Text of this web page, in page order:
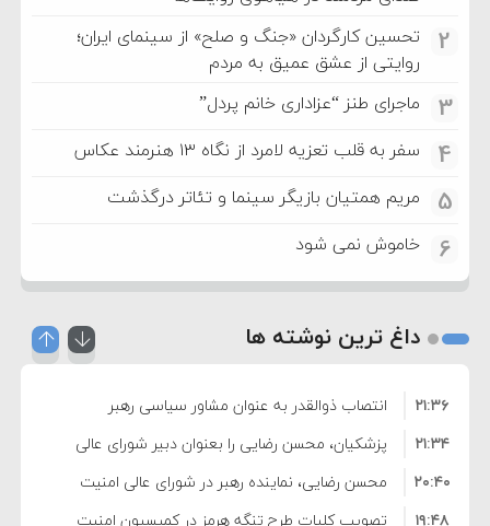
2
تحسین کارگردان «جنگ و صلح» از سینمای ایران؛
روایتی از عشق عمیق به مردم
3 ماجرای طنز “عزاداری خانم پردل”
4 سفر به قلب تعزیه لامرد از نگاه ۱۳ هنرمند عکاس
5 مریم همتیان بازیگر سینما و تئاتر درگذشت
6 خاموش نمی شود
داغ ترین نوشته ها
انتصاب ذوالقدر به عنوان مشاور سیاسی رهبر
انقلاب
۲۱:۳۶
پزشکیان، محسن رضایی را بعنوان دبیر شورای عالی
امنیت منصوب کرد
۲۱:۳۴
محسن رضایی، نماینده رهبر در شورای عالی امنیت
ملی شد
۲۰:۴۰
تصویب کلیات طرح تنگه هرمز در کمیسیون امنیت
۱۹:۴۸